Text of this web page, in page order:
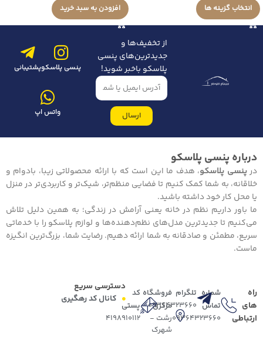
انتخاب گزینه ها افزودن به سبد خرید
از تخفیف‌ها و
جدیدترین‌های پنسی
پلاسکو باخبر شوید!
ارسال
پنسی پلاسکوپشتیبانی
واتس اپ
درباره پنسی پلاسکو
درپنسی پلاسکو، هدف ما این است که با ارائه محصولاتی زیبا، بادوام و
خلاقانه، به شما کمک کنیم تا فضایی منظم‌تر، شیک‌تر و کاربردی‌تر در منزل
یا محل کار خود داشته باشید.
ما باور داریم نظم در خانه یعنی آرامش در زندگی؛ به همین دلیل تلاش
می‌کنیم تا جدیدترین مدل‌های نظم‌دهنده‌ها و لوازم پلاسکو را با خدماتی
سریع، مطمئن و صادقانه به شما ارائه دهیم. رضایت شما، بزرگ‌ترین انگیزه
ماست.
دسترسی سریع
کانال کد رهگیری
راه
های
ارتباطی
شماره
تماس
09364323660
تلگرام
09364323660
فروشگاه
مرکزی
رشت -
شهرک
کد
پستی
4198910112